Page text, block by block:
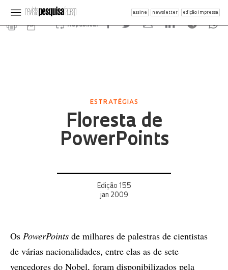
assine newsletter edição impressa
Republicar
ESTRATÉGIAS
Floresta de
PowerPoints
Edição 155
jan 2009
Os PowerPoints de milhares de palestras de cientistas
de várias nacionalidades, entre elas as de sete
vencedores do Nobel, foram disponibilizados pela